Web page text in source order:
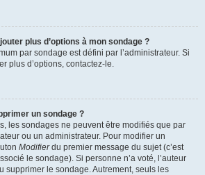
plus d’options à mon sondage ?
par sondage est défini par l’administrateur. Si
plus d’options, contactez-le.
un sondage ?
les sondages ne peuvent être modifiés que par
ou un administrateur. Pour modifier un
Modifierdu premier message du sujet (c’est
le sondage). Si personne n’a voté, l’auteur
supprimer le sondage. Autrement, seuls les